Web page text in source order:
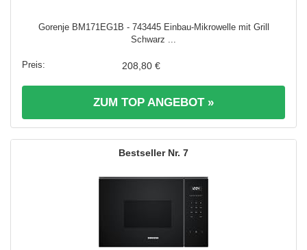
Gorenje BM171EG1B - 743445 Einbau-Mikrowelle mit Grill
Schwarz ...
208,80 €
ZUM TOP ANGEBOT »
7